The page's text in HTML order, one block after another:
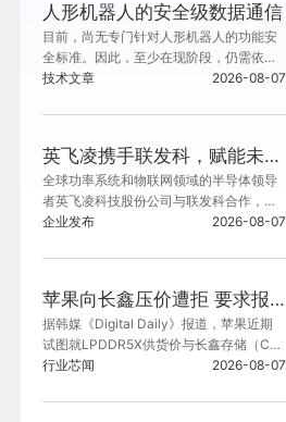
伟武汉硅材料基地加速建设、按期投产。
人形机器人的安全级数据通信
目前，尚无专门针对人形机器人的功能安
全标准。因此，至少在现阶段，仍需依据
现有标准提供指导，包括IEC 61508（通
器人）、ISO 13849（机械安全）、IEC 6
人形机器人在未来可能会更多依赖IEC 615
08标准，相关内容将在后续博客中详述。
技术文章 2026-08-07
英飞凌携手联发科，赋能未来汽车智能座舱解决方案
全球功率系统和物联网领域的半导体领导
者英飞凌科技股份公司与联发科合作，为
未来汽车打造先进、AI驱动的汽车座舱体
企业发布 2026-08-07
苹果向长鑫压价遭拒 要求报价不低于三星电子和SK海力士
据韩媒《Digital Daily》报道，苹果近期
试图就LPDDR5X供货价与长鑫存储（CX
MT）谈判，商谈更低的采购价格，但遭直
行业芯闻 2026-08-07